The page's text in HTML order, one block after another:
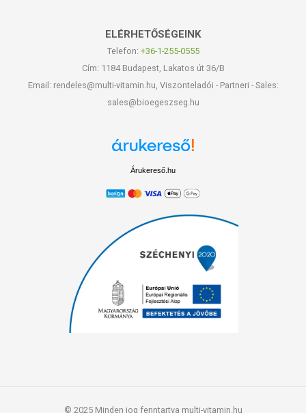
ELÉRHETŐSÉGEINK
Telefon: +36-1-255-0555
Cím: 1184 Budapest, Lakatos út 36/B
Email: rendeles@multi-vitamin.hu, Viszonteladói - Partneri - Sales:
sales@bioegeszseg.hu
Árukereső.hu
© 2025 Minden jog fenntartva multi-vitamin.hu